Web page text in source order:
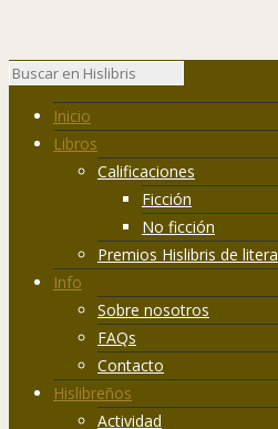
Inicio
Libros
Calificaciones
Ficción
No ficción
Premios Hislibris de
Info
Sobre nosotros
FAQs
Contacto
Hislibreños
Actividad